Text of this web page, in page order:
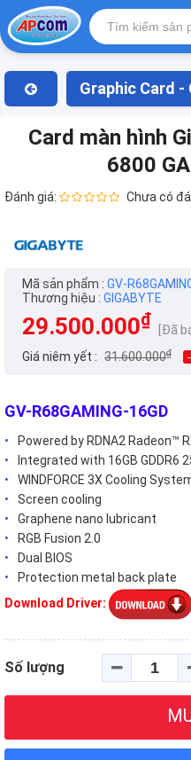
Graphic Card -
Card màn hình
6800
Đánh giá: Chưa có
Mã sản phẩm : GV-
Thương hiệu : GIGABYTE
29.500.000₫
[Đã
Giá niêm yết : 31.600.000₫
GV-R68GAMING-16GD
Powered by RDNA2 Radeon™
Integrated with 16GB
WINDFORCE 3X Cooling
Screen cooling
Graphene nano lubricant
RGB Fusion 2.0
Dual BIOS
Protection metal back plate
Download Driver:
Số lượng